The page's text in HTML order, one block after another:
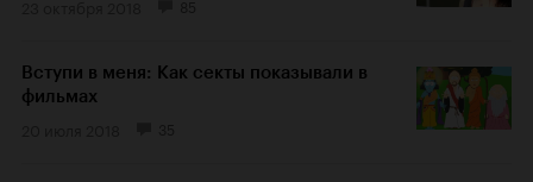
Вступи в меня: Как секты показывали в
фильмах